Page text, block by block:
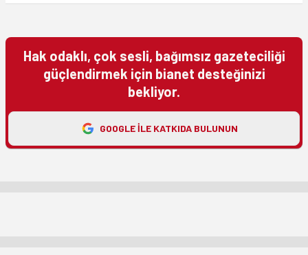
Hak odaklı, çok sesli, bağımsız gazeteciliği
güçlendirmek için bianet desteğinizi
bekliyor.
GOOGLE ILE KATKIDA BULUNUN